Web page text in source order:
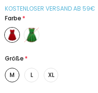
KOSTENLOSER VERSAND AB 59€
Farbe *
Größe *
M
L XL